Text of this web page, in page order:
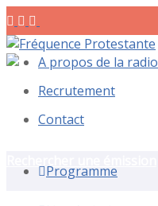
A propos de la radio
Recrutement
Contact
Programme